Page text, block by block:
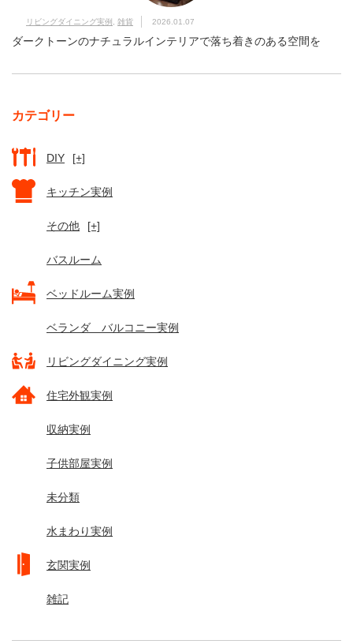
リビングダイニング実例 雑貨 2026.01.07
ダークトーンのナチュラルインテリアで落ち着きのある空間を
カテゴリー
DIY [+]
キッチン実例
その他 [+]
バスルーム
ベッドルーム実例
ベランダ バルコニー実例
リビングダイニング実例
住宅外観実例
収納実例
子供部屋実例
未分類
水まわり実例
玄関実例
雑記